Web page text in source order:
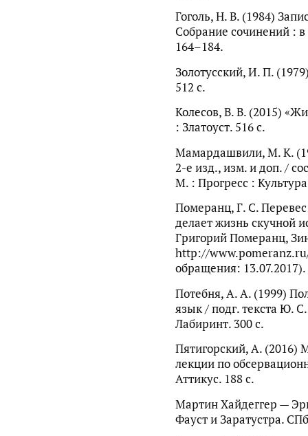
Гоголь, Н. В. (1984)
Собрание сочинений :
164–184.
Золотусский, И. П.
512 с.
Колесов, В. В. (2015)
: Златоуст. 516 с.
Мамардашвили, М. К.
2-е изд., изм. и доп. /
М. : Прогресс :
Померанц, Г. С.
делает жизнь скучной
Григорий Померанц,
http://
обращения: 13.07.2017).
Потебня, А. А. (1999)
язык / подг. текста Ю.
Лабиринт. 300 с.
Пятигорский, А.
лекции по
Аттикус. 188 с.
Мартин Хайдеггер —
Фауст и Заратустра.